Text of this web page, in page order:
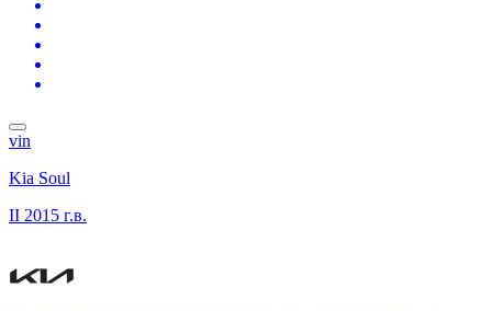
vin
Kia Soul
II 2015 г.в.